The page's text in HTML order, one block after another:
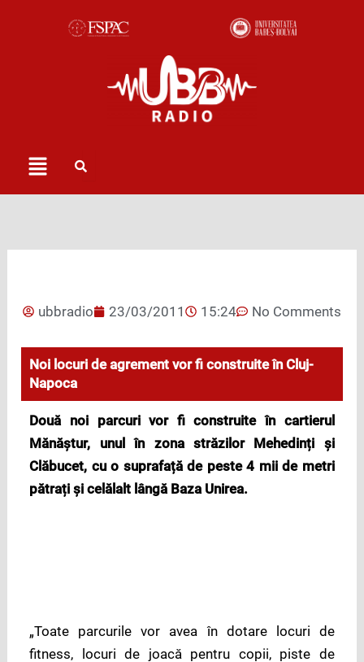
Menu
ubbradio 23/03/2011 15:24 No Comments
Noi locuri de agrement vor fi construite în Cluj-
Napoca
Două noi parcuri vor fi construite în cartierul
Mănăștur, unul în zona străzilor Mehedinți și
Clăbucet, cu o suprafață de peste 4 mii de metri
pătrați și celălalt lângă Baza Unirea.
„Toate parcurile vor avea în dotare locuri de
fitness, locuri de joacă pentru copii, piste de